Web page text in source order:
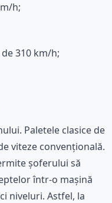
h;
310 km/h;
Paletele clasice de
viteze convențională.
șoferului să
într-o mașină
niveluri. Astfel, la